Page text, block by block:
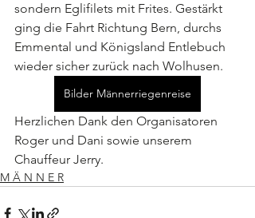
sondern Eglifilets mit Frites. Gestärkt
ging die Fahrt Richtung Bern, durchs
Emmental und Königsland Entlebuch
wieder sicher zurück nach Wolhusen.
Bilder Männerriegenreise
Herzlichen Dank den Organisatoren
Roger und Dani sowie unserem
Chauffeur Jerry.
M Ä N N E R